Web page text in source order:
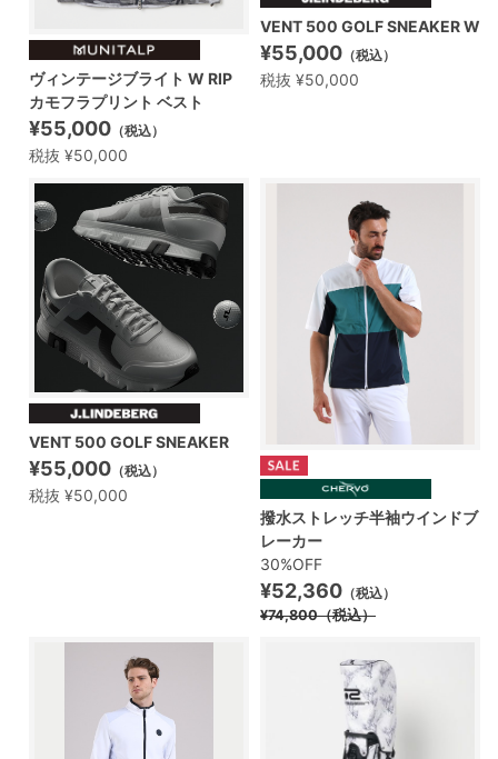
ヴィンテージブライト W RIP
カモフラプリント ベスト
¥55,000 （税込）
税抜 ¥50,000
VENT 500 GOLF SNEAKER W
¥55,000 （税込）
税抜 ¥50,000
VENT 500 GOLF SNEAKER
¥55,000 （税込）
税抜 ¥50,000
撥水ストレッチ半袖ウインドブ
レーカー
30%OFF
¥52,360 （税込）
¥74,800（税込）